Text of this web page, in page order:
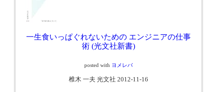
一生食いっぱぐれないための エンジニアの仕事
術 (光文社新書)
posted with ヨメレバ
椎木 一夫 光文社 2012-11-16